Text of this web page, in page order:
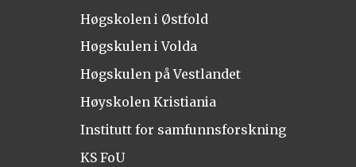
Høgskolen i Østfold
Høgskulen i Volda
Høgskulen på Vestlandet
Høyskolen Kristiania
Institutt for samfunnsforskning
KS FoU